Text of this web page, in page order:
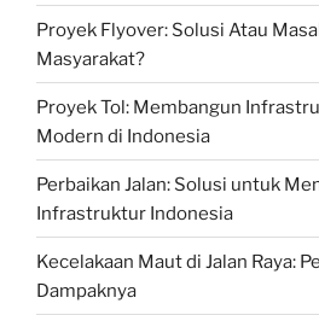
Proyek Flyover: Solusi Atau
Masyarakat?
Proyek Tol: Membangun
Modern di Indonesia
Perbaikan Jalan: Solusi untuk
Infrastruktur Indonesia
Kecelakaan Maut di Jalan Raya:
Dampaknya